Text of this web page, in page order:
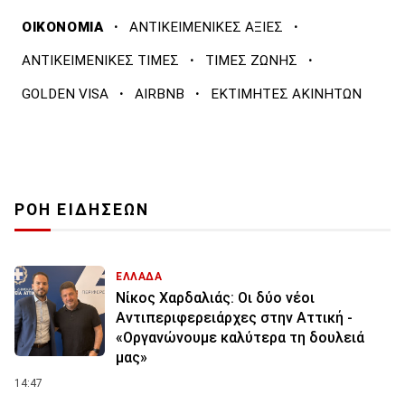
ΟΙΚΟΝΟΜΙΑ · ΑΝΤΙΚΕΙΜΕΝΙΚΕΣ ΑΞΙΕΣ ·
ΑΝΤΙΚΕΙΜΕΝΙΚΕΣ ΤΙΜΕΣ · ΤΙΜΕΣ ΖΩΝΗΣ ·
GOLDEN VISA · AIRBNB · ΕΚΤΙΜΗΤΕΣ ΑΚΙΝΗΤΩΝ
ΡΟΗ ΕΙΔΗΣΕΩΝ
ΕΛΛΑΔΑ
Νίκος Χαρδαλιάς: Οι δύο νέοι
Αντιπεριφερειάρχες στην Αττική -
«Οργανώνουμε καλύτερα τη δουλειά
μας»
14:47